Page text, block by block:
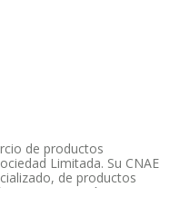
de productos
Limitada. Su CNAE
de productos
y/o exportación.